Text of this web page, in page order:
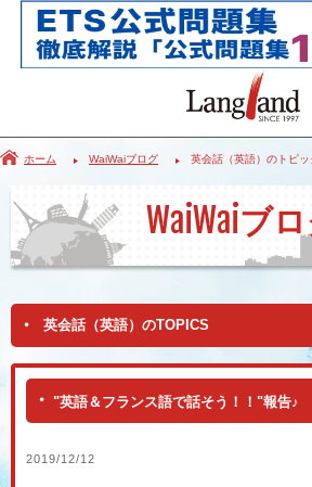
ホーム WaiWaiブログ 英会話（英語）のトピッ
WaiWaiブ
英会話（英語）のTOPICS
"英語＆フランス語で話そう！！"報告♪
2019/12/12